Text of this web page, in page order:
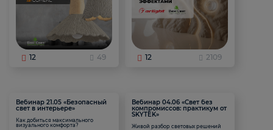
12 49 12 2109
Вебинар 21.05 «Безопасный
свет в интерьере»
Как добиться максимального
визуального комфорта?
Вебинар 04.06 «Свет без
компромиссов: практикум от
SKYTEK»
Живой разбор световых решений